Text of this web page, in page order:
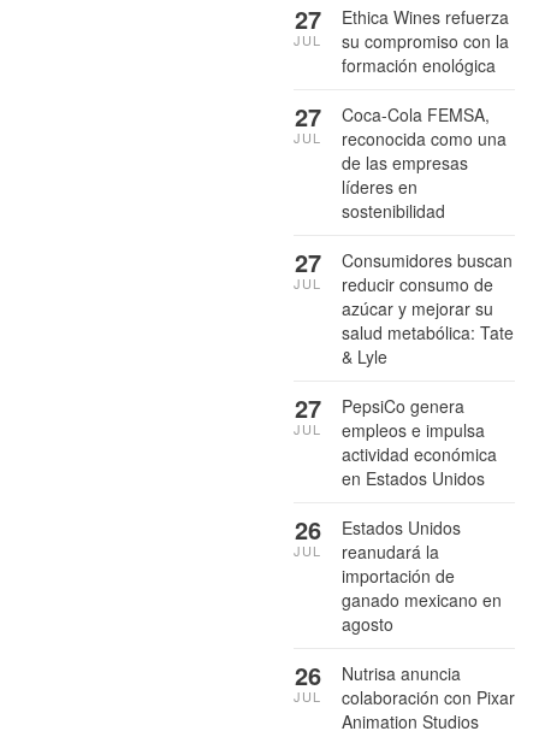
Ethica Wines refuerza
su compromiso con la
formación enológica
27
JUL
Coca-Cola FEMSA,
reconocida como una
de las empresas
líderes en
sostenibilidad
27
JUL
Consumidores buscan
reducir consumo de
azúcar y mejorar su
salud metabólica: Tate
& Lyle
27
JUL
PepsiCo genera
empleos e impulsa
actividad económica
en Estados Unidos
27
JUL
Estados Unidos
reanudará la
importación de
ganado mexicano en
agosto
26
JUL
Nutrisa anuncia
colaboración con Pixar
Animation Studios
26
JUL